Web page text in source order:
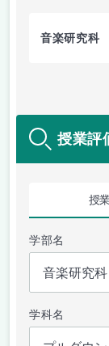
音楽研究科
授業評
授
学部名
学科名